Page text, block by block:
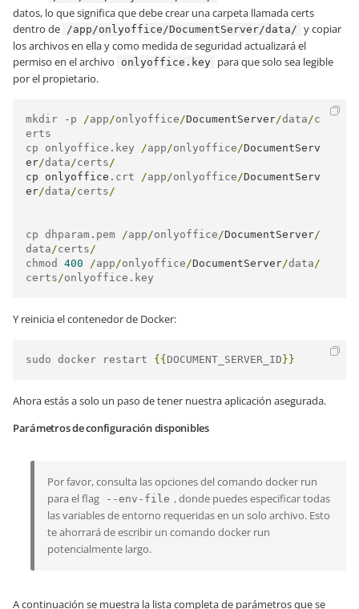
datos, lo que significa que debe crear una carpeta llamada certs
dentro de /app/onlyoffice/DocumentServer/data/ y copiar
los archivos en ella y como medida de seguridad actualizará el
permiso en el archivo
onlyoffice.key para que solo sea legible
por el propietario.
mkdir - p /app/onlyoffice/DocumentServer/data/c
erts
cp onlyoffice . key /app/onlyoffice/DocumentServ
er/data/certs/
cp onlyoffice . crt /app/onlyoffice/DocumentServ
er/data/certs/
cp dhparam . pem /app/onlyoffice/DocumentServer/
data/certs/
chmod 400 /app/onlyoffice/DocumentServer/data/
certs/onlyoffice . key
Y reinicia el contenedor de Docker:
sudo docker restart {{ DOCUMENT_SERVER_ID }}
Ahora estás a solo un paso de tener nuestra aplicación asegurada.
Parámetros de configuración disponibles
Por favor, consulta las opciones del comando docker run
para el flag
--env-file , donde puedes especificar todas
las variables de entorno requeridas en un solo archivo. Esto
te ahorrará de escribir un comando docker run
potencialmente largo.
A continuación se muestra la lista completa de parámetros que se